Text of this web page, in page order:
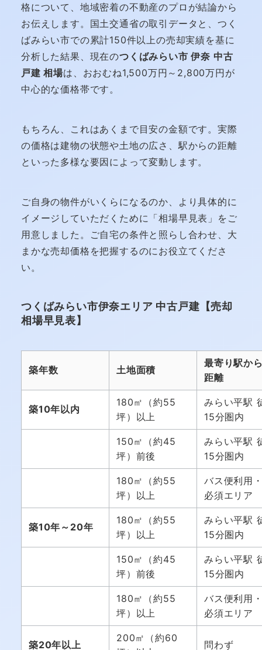
格について、地域密着の不動産のプロが結論から
お伝えします。国土交通省の取引データと、つく
ばみらい市での累計150件以上の売却実績を基に
分析した結果、現在のつくばみらい市 伊奈 中古
戸建 相場は、おおむね1,500万円～2,800万円が
中心的な価格帯です。
もちろん、これはあくまで目安の金額です。実際
の価格は建物の状態や土地の広さ、駅からの距離
といった多様な要因によって変動します。
ご自身の物件がいくらになるのか、より具体的に
イメージしていただくために「相場早見表」をご
用意しました。ご自宅の条件と照らし合わせ、大
まかな売却価格を把握するのにお役立てくださ
い。
つくばみらい市伊奈エリア 中古戸建【売却
相場早見表】
築年数 土地面積
最寄り駅か
距離
築10年以内
180㎡（約55
坪）以上
みらい平駅
15分圏内
150㎡（約45
坪）前後
みらい平駅
15分圏内
180㎡（約55
坪）以上
バス便利用
必須エリア
築10年～20年
180㎡（約55
坪）以上
みらい平駅
15分圏内
150㎡（約45
坪）前後
みらい平駅
15分圏内
180㎡（約55
坪）以上
バス便利用
必須エリア
築20年以上
200㎡（約60
問わず